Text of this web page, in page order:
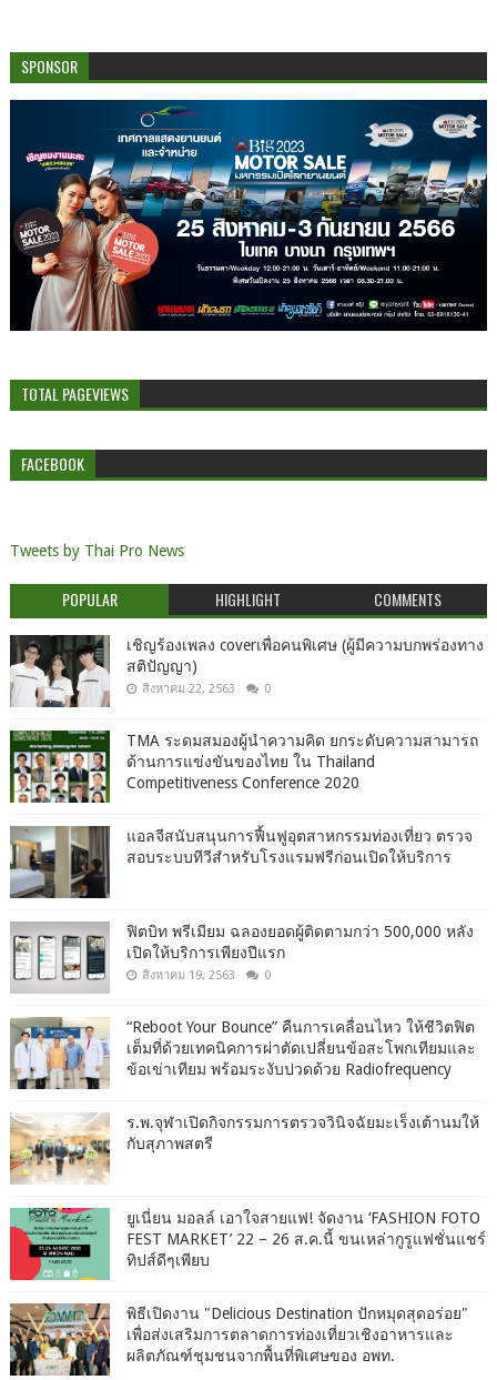
SPONSOR
TOTAL PAGEVIEWS
FACEBOOK
Tweets by Thai Pro News
POPULAR HIGHLIGHT COMMENTS
เชิญร้องเพลง coverเพื่อคนพิเศษ (ผู้มีความบกพร่องทาง
สติปัญญา)
สิงหาคม 22, 2563 0
TMA ระดมสมองผู้นำความคิด ยกระดับความสามารถ
ด้านการแข่งขันของไทย ใน Thailand
Competitiveness Conference 2020
แอลจีสนับสนุนการฟื้นฟูอุตสาหกรรมท่องเที่ยว ตรวจ
สอบระบบทีวีสำหรับโรงแรมฟรีก่อนเปิดให้บริการ
ฟิตบิท พรีเมียม ฉลองยอดผู้ติดตามกว่า 500,000 หลัง
เปิดให้บริการเพียงปีแรก
สิงหาคม 19, 2563 0
“Reboot Your Bounce” คืนการเคลื่อนไหว ให้ชีวิตฟิต
เต็มที่ด้วยเทคนิคการผ่าตัดเปลี่ยนข้อสะโพกเทียมและ
ข้อเข่าเทียม พร้อมระงับปวดด้วย Radiofrequency
ร.พ.จุฬาเปิดกิจกรรมการตรวจวินิจฉัยมะเร็งเต้านมให้
กับสุภาพสตรี
ยูเนี่ยน มอลล์ เอาใจสายแฟ! จัดงาน ‘FASHION FOTO
FEST MARKET’ 22 – 26 ส.ค.นี้ ขนเหล่ากูรูแฟชั่นแชร์
ทิปส์ดีๆเพียบ
พิธีเปิดงาน "Delicious Destination ปักหมุดสุดอร่อย"
เพื่อส่งเสริมการตลาดการท่องเที่ยวเชิงอาหารและ
ผลิตภัณฑ์ชุมชนจากพื้นที่พิเศษของ อพท.